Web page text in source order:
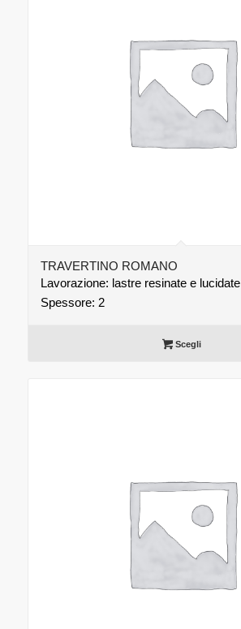
TRAVERTINO ROMANO
Lavorazione: lastre resinate e lucidate
Spessore: 2
Scegli